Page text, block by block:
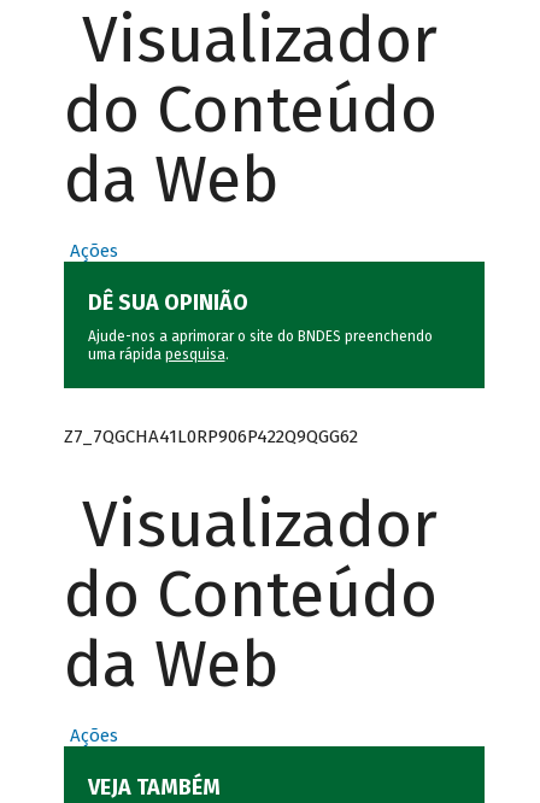
Visualizador
do Conteúdo
da Web
Ações
DÊ SUA OPINIÃO
Ajude-nos a aprimorar o site do BNDES preenchendo
uma rápida pesquisa.
Z7_7QGCHA41L0RP906P422Q9QGG62
Visualizador
do Conteúdo
da Web
Ações
VEJA TAMBÉM